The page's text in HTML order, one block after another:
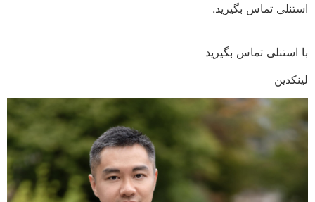
استنلی تماس بگیرید.
با استنلی تماس بگیرید
لینکدین